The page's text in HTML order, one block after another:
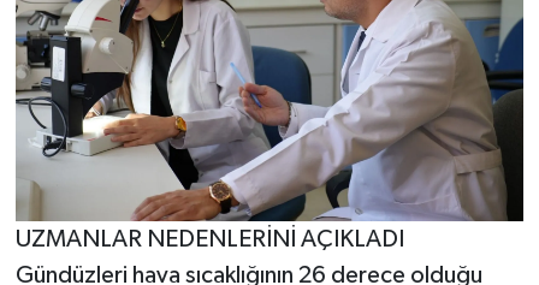
UZMANLAR NEDENLERİNİ AÇIKLADI
Gündüzleri hava sıcaklığının 26 derece olduğu